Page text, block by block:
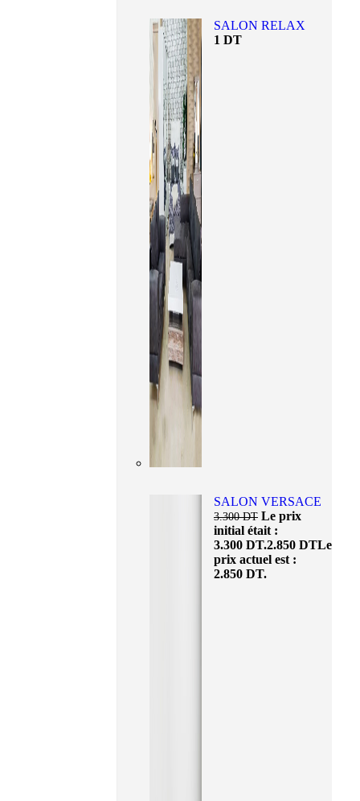
SALON RELAX
1 DT
SALON VERSACE
3.300DT Le prix
initial était :
3.300 DT.2.850 DTLe
prix actuel est :
2.850 DT.